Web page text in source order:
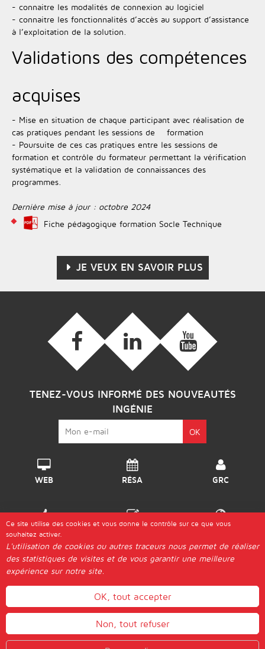
- connaitre les modalités de connexion au logiciel
- connaitre les fonctionnalités d’accès au support d’assistance
à l’exploitation de la solution.
Validations des compétences
acquises
- Mise en situation de chaque participant avec réalisation de
cas pratiques pendant les sessions de formation
- Poursuite de ces cas pratiques entre les sessions de
formation et contrôle du formateur permettant la vérification
systématique et la validation de connaissances des
programmes.
Dernière mise à jour : octobre 2024
Fiche pédagogique formation Socle Technique
JE VEUX EN SAVOIR PLUS
TENEZ-VOUS INFORMÉ DES NOUVEAUTÉS
INGÉNIE
WEB RÉSA GRC
DISPO GÉRER DESTINATIONS
© 2026 Ingénie |
Les "Génies"
Postuler Plan d'Accès
Mentions légales
Actualités Gestion des cookies
WEBMAIL
Ce site utilise des cookies et vous donne le contrôle sur ce que vous
souhaitez activer.
L'utilisation de cookies ou autres traceurs nous permet de réaliser
des statistiques de visites et de vous garantir une meilleure
expérience sur notre site.
OK, tout accepter
Non, tout refuser